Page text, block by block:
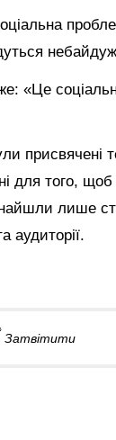
«Це
для того,
лише
аудиторії.
Затвітити